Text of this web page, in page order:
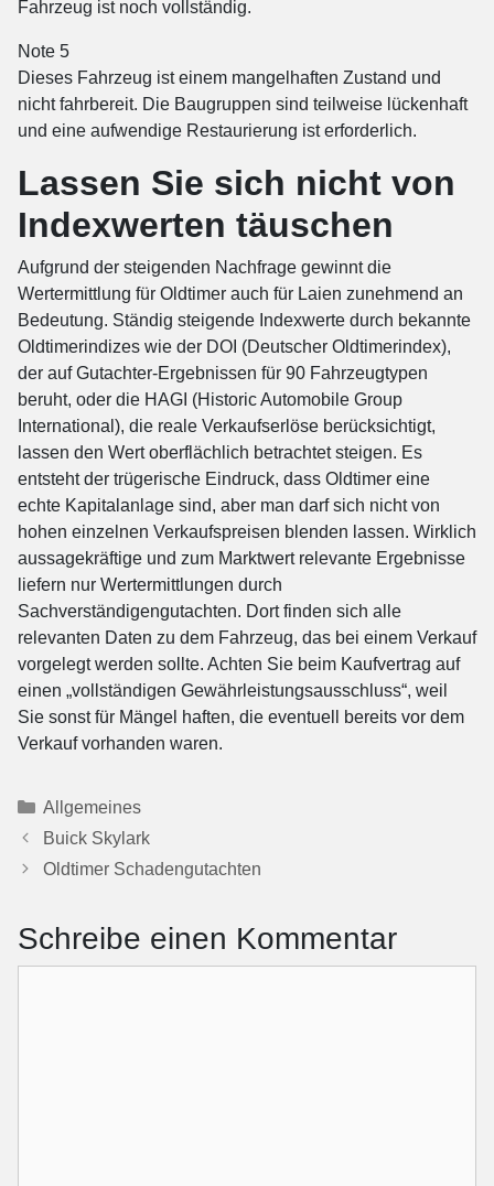
Fahrzeug ist noch vollständig.
Note 5
Dieses Fahrzeug ist einem mangelhaften Zustand und
nicht fahrbereit. Die Baugruppen sind teilweise lückenhaft
und eine aufwendige Restaurierung ist erforderlich.
Lassen Sie sich nicht von
Indexwerten täuschen
Aufgrund der steigenden Nachfrage gewinnt die
Wertermittlung für Oldtimer auch für Laien zunehmend an
Bedeutung. Ständig steigende Indexwerte durch bekannte
Oldtimerindizes wie der DOI (Deutscher Oldtimerindex),
der auf Gutachter-Ergebnissen für 90 Fahrzeugtypen
beruht, oder die HAGI (Historic Automobile Group
International), die reale Verkaufserlöse berücksichtigt,
lassen den Wert oberflächlich betrachtet steigen. Es
entsteht der trügerische Eindruck, dass Oldtimer eine
echte Kapitalanlage sind, aber man darf sich nicht von
hohen einzelnen Verkaufspreisen blenden lassen. Wirklich
aussagekräftige und zum Marktwert relevante Ergebnisse
liefern nur Wertermittlungen durch
Sachverständigengutachten. Dort finden sich alle
relevanten Daten zu dem Fahrzeug, das bei einem Verkauf
vorgelegt werden sollte. Achten Sie beim Kaufvertrag auf
einen „vollständigen Gewährleistungsausschluss“, weil
Sie sonst für Mängel haften, die eventuell bereits vor dem
Verkauf vorhanden waren.
Kategorien
Allgemeines
Buick Skylark
Oldtimer Schadengutachten
Schreibe einen Kommentar